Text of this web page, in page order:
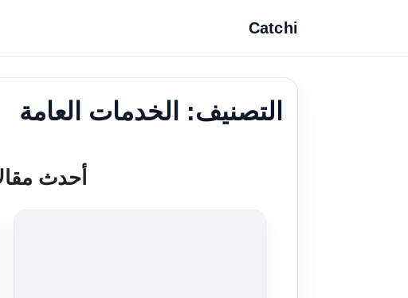
Catchi
التصنيف: الخدمات العامة
أحدث